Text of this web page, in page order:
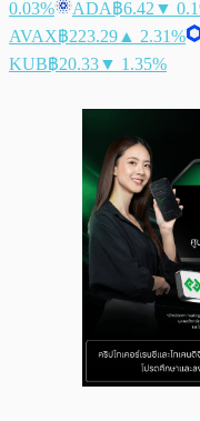
0.03%
ADA฿6.42 ▼
AVAX฿223.29 ▲ 2.31%
KUB฿20.33▼ 1.35%